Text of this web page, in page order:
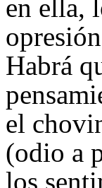
en ella,
Habrá
el
(odio a
los